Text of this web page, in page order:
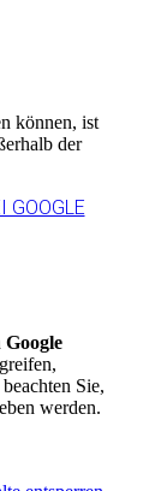
können, ist
der
GOOGLE
Google
Sie,
werden.